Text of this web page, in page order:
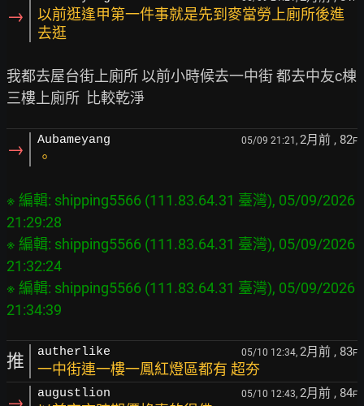
→
以前逛逢甲第一件事就是先到麥當勞上廁所後進
去逛
我都去屋台街上廁所 以前小時候去一中街 都去中友c棟
→ Aubameyang 05/09 21:21, 2月前 , 82F
。
※ 編輯: shipping5566 (111.83.64.31 臺灣), 05/09/2026
21:29:28
※ 編輯: shipping5566 (111.83.64.31 臺灣), 05/09/2026
21:32:24
※ 編輯: shipping5566 (111.83.64.31 臺灣), 05/09/2026
推 autherlike 05/10 12:34, 2月前 , 83F
一中街連一樓一鳳紅燈區都有 超夯
augustlion 05/10 12:43, 2月前 , 84F